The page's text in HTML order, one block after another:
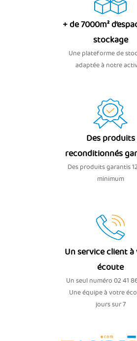
+ de 7000m²
stockage
Une plateforme de
adaptée à notre
Des produits
reconditionnés
Des produits garantis
minimum
Un service client
écoute
Un seul numéro 02 41
Une équipe à votre
jours sur 7